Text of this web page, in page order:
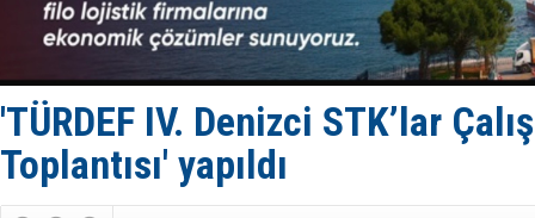
D-Marin,
Van’da
TAYK -
'TÜRDEF IV. Denizci STK’lar
Toplantısı' yapıldı